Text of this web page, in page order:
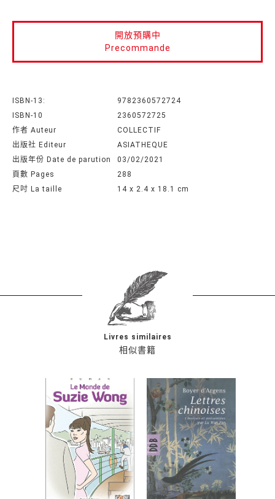
開放預購中
Precommande
ISBN-13:
9782360572724
ISBN-10
2360572725
作者 Auteur
COLLECTIF
出版社 Editeur
ASIATHEQUE
出版年份 Date de parution
03/02/2021
頁數 Pages
288
尺吋 La taille
14 x 2.4 x 18.1 cm
相似書籍
Livres similaires